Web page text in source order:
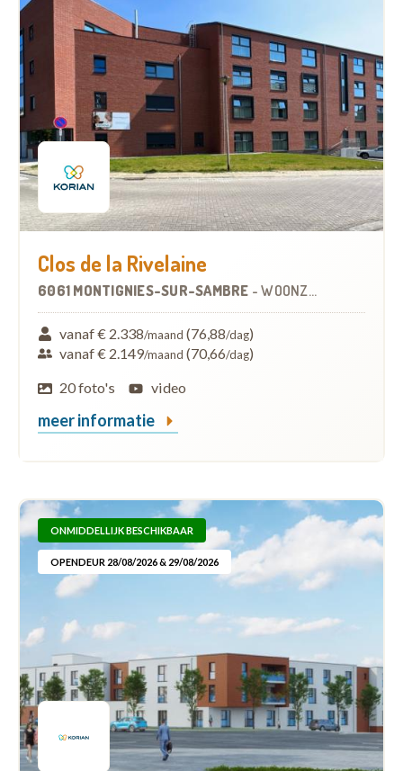
Clos de la Rivelaine
6061 MONTIGNIES-SUR-SAMBRE -WOONZORGCENTRUM (WZC)
vanaf € 2.338/maand (76,88/dag)
vanaf € 2.149/maand (70,66/dag)
20 foto's
video
meer informatie
ONMIDDELLIJK BESCHIKBAAR
OPENDEUR 28/08/2026 & 29/08/2026